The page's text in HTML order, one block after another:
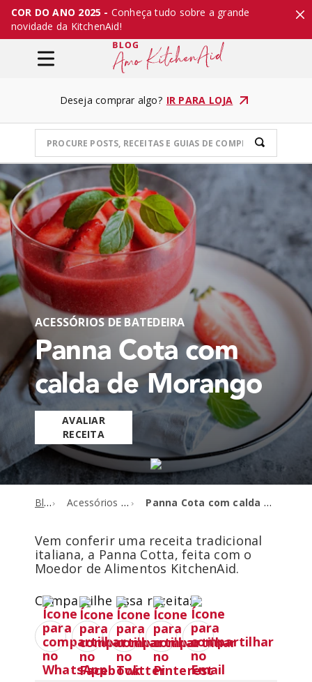
COR DO ANO 2025 - Conheça tudo sobre a grande
novidade da KitchenAid!
Deseja comprar algo? IR PARA LOJA
ACESSÓRIOS DE BATEDEIRA
Panna Cota com
calda de Morango
AVALIAR
RECEITA
Blog Acessórios de batedeira Panna Cota com calda de Morango
Vem conferir uma receita tradicional
italiana, a Panna Cotta, feita com o
Moedor de Alimentos KitchenAid.
Compartilhe essa receita: